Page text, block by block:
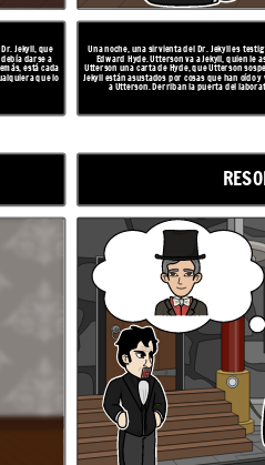
Jekyll, que
darse a
está cada
que lo
Una noche, una sirvienta del Dr. Jekyll es
Edward Hyde. Utterson va a Jekyll, quien le
Utterson una carta de Hyde, que Utterson
Jekyll están asustados por cosas que han oído
a Utterson. Derriban la puerta del